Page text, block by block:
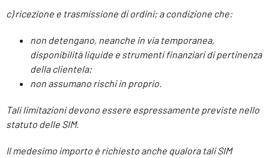
c) ricezione e trasmissione di ordini; a condizione che:
non detengano, neanche in via temporanea,
disponibilità liquide e strumenti finanziari di pertinenza
della clientela;
non assumano rischi in proprio.
Tali limitazioni devono essere espressamente previste nello
statuto delle SIM.
Il medesimo importo è richiesto anche qualora tali SIM